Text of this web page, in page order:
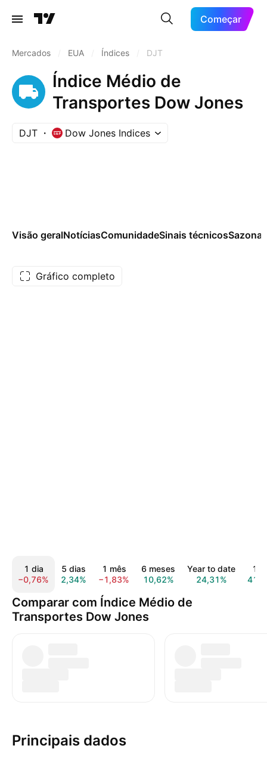
Começar
Mercados EUA Índices DJT
Índice Médio de
Transportes Dow Jones
DJT Dow Jones Indices
Visão geralNotíciasComunidadeSinais técnicos
Gráfico completo
1 dia
−0,76%
5 dias
2,34%
1 mês
−1,83%
6 meses
10,62%
Year to date
24,31%
1
Comparar com Índice Médio de
Transportes Dow Jones
Principais dados